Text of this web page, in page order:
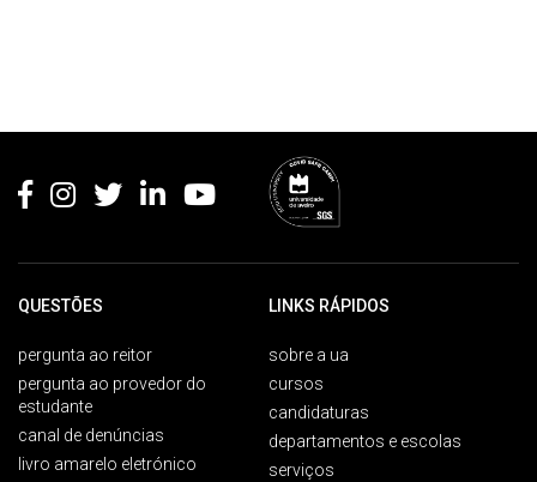
QUESTÕES
pergunta ao reitor
pergunta ao provedor do
estudante
canal de denúncias
livro amarelo eletrónico
LINKS RÁPIDOS
sobre a ua
cursos
candidaturas
departamentos e escolas
serviços